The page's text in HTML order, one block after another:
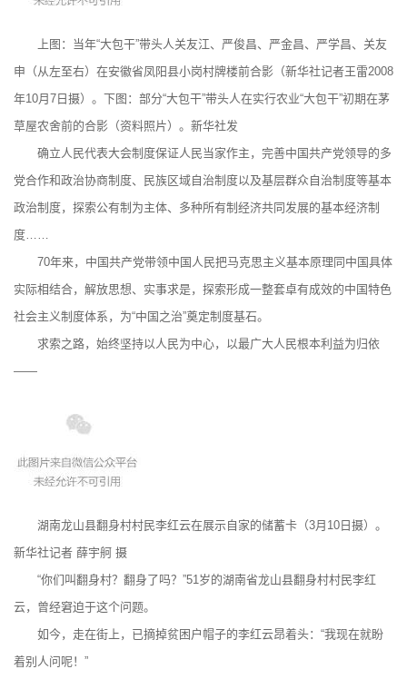
上图：当年“大包干”带头人关友江、严俊昌、严金昌、严学昌、关友
申（从左至右）在安徽省凤阳县小岗村牌楼前合影（新华社记者王雷2008
年10月7日摄）。下图：部分“大包干”带头人在实行农业“大包干”初期在茅
草屋农舍前的合影（资料照片）。新华社发
确立人民代表大会制度保证人民当家作主，完善中国共产党领导的多
党合作和政治协商制度、民族区域自治制度以及基层群众自治制度等基本
政治制度，探索公有制为主体、多种所有制经济共同发展的基本经济制
度……
70年来，中国共产党带领中国人民把马克思主义基本原理同中国具体
实际相结合，解放思想、实事求是，探索形成一整套卓有成效的中国特色
社会主义制度体系，为“中国之治”奠定制度基石。
求索之路，始终坚持以人民为中心，以最广大人民根本利益为归依
——
湖南龙山县翻身村村民李红云在展示自家的储蓄卡（3月10日摄）。
新华社记者 薛宇舸 摄
“你们叫翻身村？翻身了吗？”51岁的湖南省龙山县翻身村村民李红
云，曾经窘迫于这个问题。
如今，走在街上，已摘掉贫困户帽子的李红云昂着头：“我现在就盼
着别人问呢！”